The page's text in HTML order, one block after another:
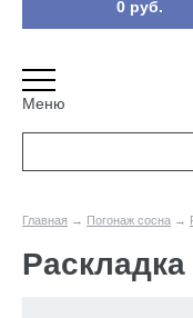
0 руб.
Меню
Главная → Погонаж сосна →
Раскладка